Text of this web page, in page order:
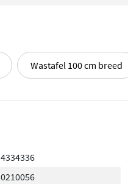
Wastafel 100 cm breed
4334336
0210056